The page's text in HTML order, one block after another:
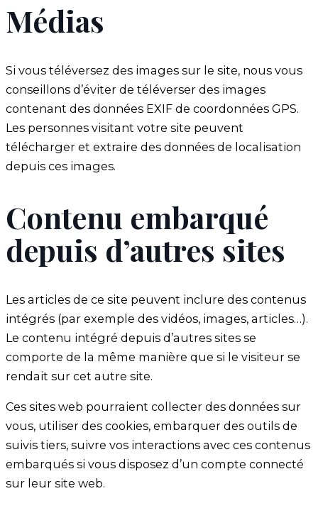
Médias
Si vous téléversez des images sur le site, nous vous
conseillons d’éviter de téléverser des images
contenant des données EXIF de coordonnées GPS.
Les personnes visitant votre site peuvent
télécharger et extraire des données de localisation
depuis ces images.
Contenu embarqué
depuis d’autres sites
Les articles de ce site peuvent inclure des contenus
intégrés (par exemple des vidéos, images, articles…).
Le contenu intégré depuis d’autres sites se
comporte de la même manière que si le visiteur se
rendait sur cet autre site.
Ces sites web pourraient collecter des données sur
vous, utiliser des cookies, embarquer des outils de
suivis tiers, suivre vos interactions avec ces contenus
embarqués si vous disposez d’un compte connecté
sur leur site web.